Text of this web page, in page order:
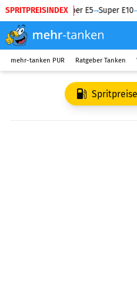
SPRITPREISINDEX
Diesel Super E5 Super E10
mehr-tanken PUR Ratgeber Tanken